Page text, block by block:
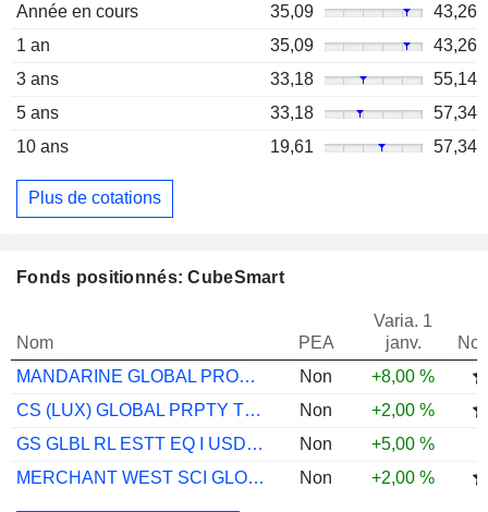
Année en cours
35,09
43,26
1 an
35,09
43,26
3 ans
33,18
55,14
5 ans
33,18
57,34
10 ans
19,61 57,34
Plus de cotations
Fonds positionnés: CubeSmart
Nom PEA
Varia. 1
janv.
MANDARINE GLOBAL PROPERTY E
Non
+8,00 %
CS (LUX) GLOBAL PRPTY TTL RT EQ DAH CHF
Non
+2,00 %
GS GLBL RL ESTT EQ I USD GROSS QDIST
Non
+5,00 %
MERCHANT WEST SCI GLOBAL PROPERTY INC A
Non +2,00 %